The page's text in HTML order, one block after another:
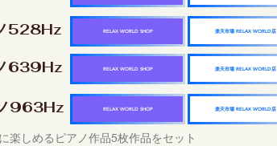
528Hz 楽天市場 RELAX WORLD店
RELAX WORLD SHOP
639Hz 楽天市場 RELAX WORLD店
RELAX WORLD SHOP
963Hz 楽天市場 RELAX WORLD店
RELAX WORLD SHOP
楽しめるピアノ作品5枚作品をセット